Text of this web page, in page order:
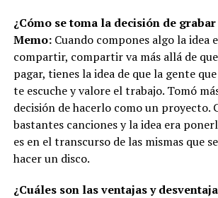
¿Cómo se toma la decisión de
Memo:Cuando compones algo la idea
compartir, compartir va más allá de
pagar, tienes la idea de que la gente
te escuche y valore el trabajo. Tomó
decisión de hacerlo como un proyecto.
bastantes canciones y la idea era
es en el transcurso de las mismas que
hacer un disco.
¿Cuáles son las ventajas y